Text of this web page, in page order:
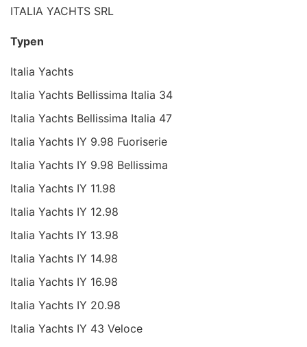
ITALIA YACHTS SRL
Typen
Italia Yachts
Italia Yachts Bellissima Italia 34
Italia Yachts Bellissima Italia 47
Italia Yachts IY 9.98 Fuoriserie
Italia Yachts IY 9.98 Bellissima
Italia Yachts IY 11.98
Italia Yachts IY 12.98
Italia Yachts IY 13.98
Italia Yachts IY 14.98
Italia Yachts IY 16.98
Italia Yachts IY 20.98
Italia Yachts IY 43 Veloce